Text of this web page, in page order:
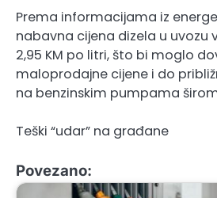
Prema informacijama iz
nabavna cijena dizela u uvozu
2,95 KM po litri, što bi moglo
maloprodajne cijene i do
na benzinskim pumpama
Teški “udar” na građane
Povezano: